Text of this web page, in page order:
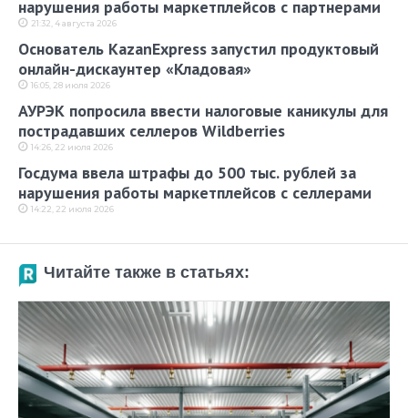
нарушения работы маркетплейсов с партнерами
21:32, 4 августа 2026
Основатель KazanExpress запустил продуктовый
онлайн-дискаунтер «Кладовая»
16:05, 28 июля 2026
АУРЭК попросила ввести налоговые каникулы для
пострадавших селлеров Wildberries
14:26, 22 июля 2026
Госдума ввела штрафы до 500 тыс. рублей за
нарушения работы маркетплейсов с селлерами
14:22, 22 июля 2026
Читайте также в статьях: